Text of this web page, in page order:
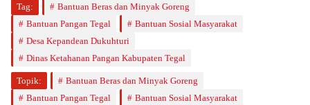
Tag:
Bantuan Beras dan Minyak Goreng
Bantuan Pangan Tegal
Bantuan Sosial Masyarakat
Desa Kepandean Dukuhturi
Dinas Ketahanan Pangan Kabupaten Tegal
Topik:
Bantuan Beras dan Minyak Goreng
Bantuan Pangan Tegal
Bantuan Sosial Masyarakat